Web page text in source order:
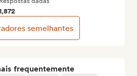
frequentemente
semelhantes